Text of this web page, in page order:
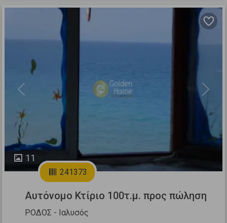
11
Previous Next
241373
Αυτόνομο Κτίριο 100τ.μ. προς πώληση
ΡΟΔΟΣ - Ιαλυσός